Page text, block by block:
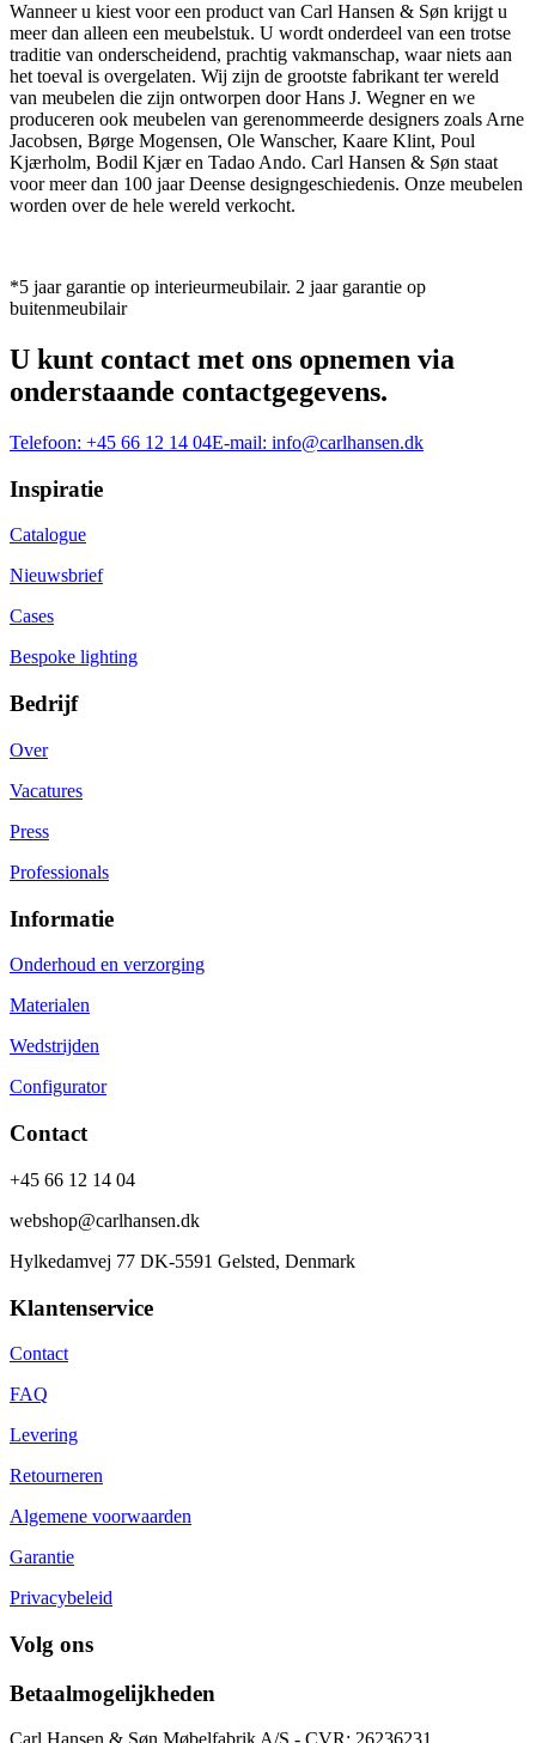
Wanneer u kiest voor een product van Carl Hansen & Søn krijgt u
meer dan alleen een meubelstuk. U wordt onderdeel van een trotse
traditie van onderscheidend, prachtig vakmanschap, waar niets aan
het toeval is overgelaten. Wij zijn de grootste fabrikant ter wereld
van meubelen die zijn ontworpen door Hans J. Wegner en we
produceren ook meubelen van gerenommeerde designers zoals Arne
Jacobsen, Børge Mogensen, Ole Wanscher, Kaare Klint, Poul
Kjærholm, Bodil Kjær en Tadao Ando. Carl Hansen & Søn staat
voor meer dan 100 jaar Deense designgeschiedenis. Onze meubelen
worden over de hele wereld verkocht.
*5 jaar garantie op interieurmeubilair. 2 jaar garantie op
buitenmeubilair
U kunt contact met ons opnemen via
onderstaande contactgegevens.
Telefoon: +45 66 12 14 04E-mail: info@carlhansen.dk
Inspiratie
Catalogue
Nieuwsbrief
Cases
Bespoke lighting
Bedrijf
Over
Vacatures
Press
Professionals
Informatie
Onderhoud en verzorging
Materialen
Wedstrijden
Configurator
Contact
+45 66 12 14 04
webshop@carlhansen.dk
Hylkedamvej 77 DK-5591 Gelsted, Denmark
Klantenservice
Contact
FAQ
Levering
Retourneren
Algemene voorwaarden
Garantie
Privacybeleid
Volg ons
Betaalmogelijkheden